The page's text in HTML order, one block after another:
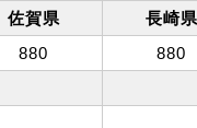
佐賀県 長崎県
880 880